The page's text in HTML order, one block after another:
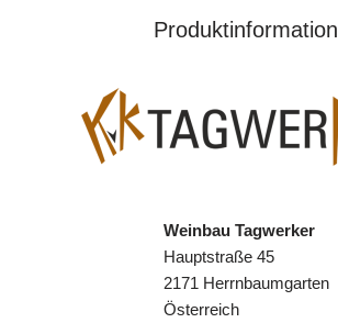
Produktinformation
Weinbau Tagwerker
Hauptstraße 45
2171 Herrnbaumgarten
Österreich